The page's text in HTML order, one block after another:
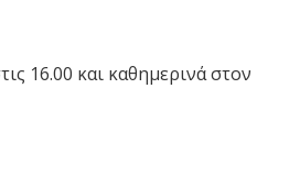
16.00 και καθημερινά στον